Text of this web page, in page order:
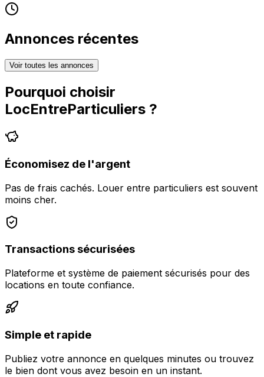
Annonces récentes
Voir toutes les annonces
Pourquoi choisir
LocEntreParticuliers ?
Économisez de l'argent
Pas de frais cachés. Louer entre particuliers est souvent
moins cher.
Transactions sécurisées
Plateforme et système de paiement sécurisés pour des
locations en toute confiance.
Simple et rapide
Publiez votre annonce en quelques minutes ou trouvez
le bien dont vous avez besoin en un instant.